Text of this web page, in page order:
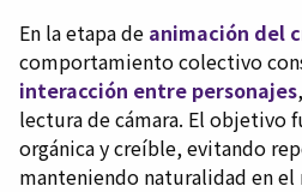
En la etapa de animación del
comportamiento colectivo
interacción entre personajes
lectura de cámara. El objetivo
orgánica y creíble, evitando
manteniendo naturalidad en